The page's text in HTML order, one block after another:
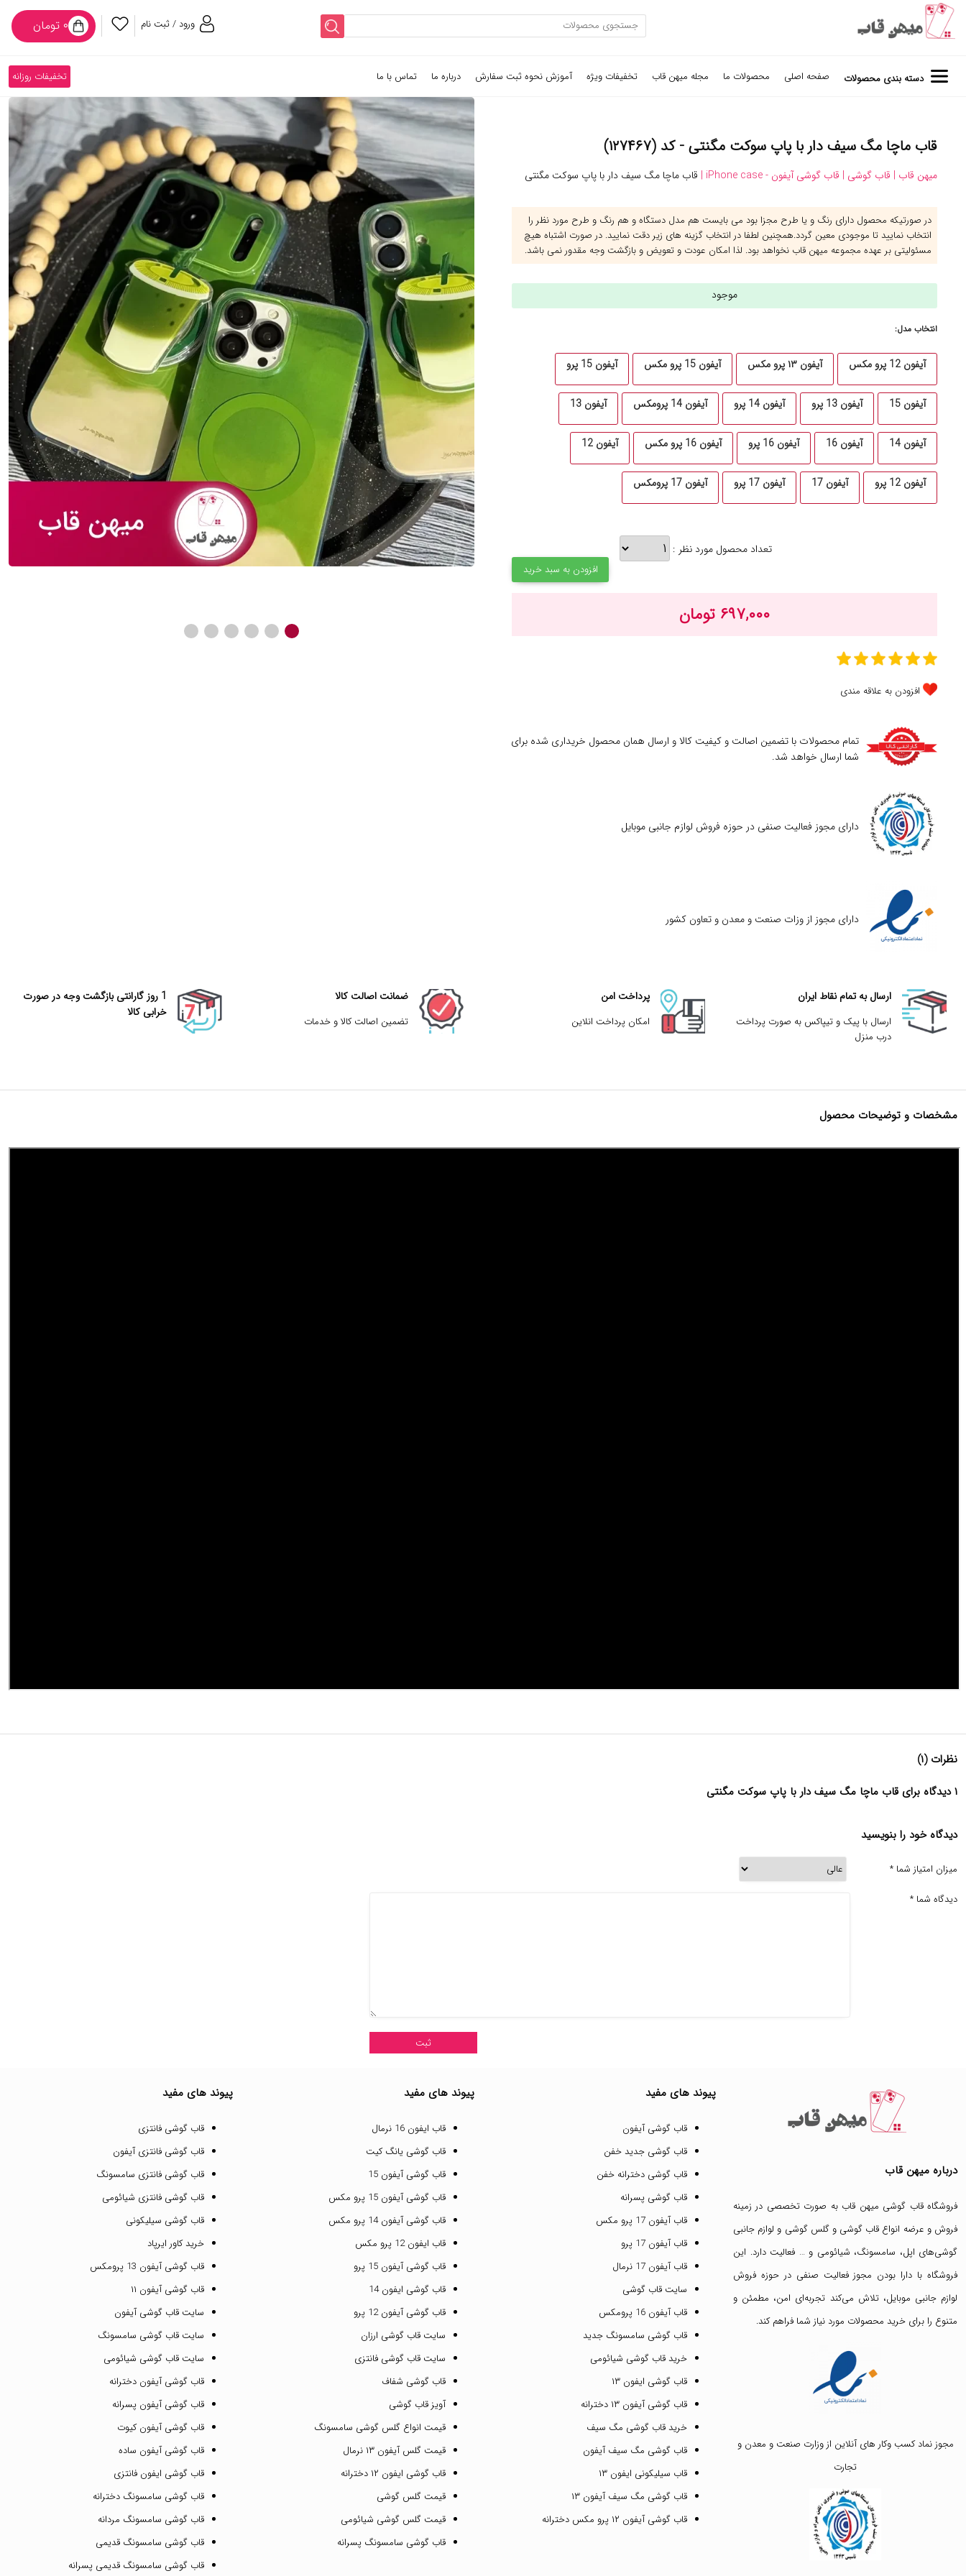
ورود / ثبت نام ۰ تومان
دسته بندی محصولات صفحه اصلی محصولات ما مجله میهن قاب تخفیفات ویژه آموزش نحوه ثبت سفارش درباره ما تماس با ما تخفیفات روزانه
قاب ماچا مگ سیف دار با پاپ سوکت مگنتی - کد (۱۲۷۴۶۷)
میهن قاب | قاب گوشی | قاب گوشی آیفون - iPhone case | قاب ماچا مگ سیف دار با پاپ سوکت مگنتی
در صورتیکه محصول دارای رنگ و یا طرح مجزا بود می بایست هم مدل دستگاه و هم رنگ و طرح مورد نظر را
انتخاب نمایید تا موجودی معین گردد.همچنین لطفا در انتخاب گزینه های زیر دقت نمایید. در صورت اشتباه هیچ
مسئولیتی بر عهده مجموعه میهن قاب نخواهد بود. لذا امکان عودت و تعویض و بازگشت وجه مقدور نمی باشد.
موجود
انتخاب مدل:
آیفون 12 پرو مکس آیفون ۱۳ پرو مکس آیفون 15 پرو مکس آیفون 15 پرو
آیفون 15 آیفون 13 پرو آیفون 14 پرو آیفون 14 پرومکس آیفون 13
آیفون 14 آیفون 16 آیفون 16 پرو آیفون 16 پرو مکس آیفون 12
آیفون 12 پرو آیفون 17 آیفون 17 پرو آیفون 17 پرومکس
تعداد محصول مورد نظر :
افزودن به سبد خرید
۶۹۷,۰۰۰ تومان
افزودن به علاقه مندی
تمام محصولات با تضمین اصالت و کیفیت کالا و ارسال همان محصول خریداری شده برای
شما ارسال خواهد شد.
دارای مجوز فعالیت صنفی در حوزه فروش لوازم جانبی موبایل
دارای مجوز از وزات صنعت و معدن و تعاون کشور
ارسال به تمام نقاط ایران
ارسال با پیک و تیپاکس به صورت پرداخت
درب منزل
پرداخت امن
امکان پرداخت انلاین
ضمانت اصالت کالا
تضمین اصالت کالا و خدمات
1 روز گارانتی بازگشت وجه در صورت
خرابی کالا
مشخصات و توضیحات محصول
نظرات (۱)
۱ دیدگاه برای قاب ماچا مگ سیف دار با پاپ سوکت مگنتی
دیدگاه خود را بنویسید
میزان امتیاز شما *
دیدگاه شما *
درباره میهن قاب
فروشگاه قاب گوشی میهن قاب به صورت تخصصی در زمینه
فروش و عرضه انواع قاب گوشی وگلس گوشی و لوازم جانبی
گوشی‌های اپل، سامسونگ، شیائومی و … فعالیت دارد. این
فروشگاه با دارا بودن مجوز فعالیت صنفی در حوزه فروش
لوازم جانبی موبایل، تلاش می‌کند تجربه‌ای امن، مطمئن و
متنوع را برای خرید محصولات مورد نیاز شما فراهم کند.
مجوز نماد کسب وکار های آنلاین از وزارت صنعت و معدن و
تجارت
پیوند های مفید
قاب گوشی آیفون
قاب گوشی جدید خفن
قاب گوشی دخترانه خفن
قاب گوشی پسرانه
قاب آیفون 17 پرو مکس
قاب آیفون 17 پرو
قاب آیفون 17 نرمال
سایت قاب گوشی
قاب آیفون 16 پرومکس
قاب گوشی سامسونگ جدید
خرید قاب گوشی شیائومی
قاب گوشی ایفون ۱۳
قاب گوشی آیفون ۱۳ دخترانه
خرید قاب گوشی مگ سیف
قاب گوشی مگ سیف آیفون
قاب سیلیکونی ایفون ۱۳
قاب گوشی مگ سیف آیفون ۱۳
قاب گوشی آیفون ۱۲ پرو مکس دخترانه
پیوند های مفید
قاب ایفون 16 نرمال
قاب گوشی یانگ کیت
قاب گوشی آیفون 15
قاب گوشی آیفون 15 پرو مکس
قاب گوشی آیفون 14 پرو مکس
قاب ایفون 12 پرو مکس
قاب گوشی آیفون 15 پرو
قاب گوشی ایفون 14
قاب گوشی آیفون 12 پرو
سایت قاب گوشی ارزان
سایت قاب گوشی فانتزی
قاب گوشی شفاف
آویز قاب گوشی
قیمت انواع گلس گوشی سامسونگ
قیمت گلس آیفون ۱۳ نرمال
قاب گوشی ایفون ۱۲ دخترانه
قیمت گلس گوشی
قیمت گلس گوشی شیائومی
قاب گوشی سامسونگ پسرانه
پیوند های مفید
قاب گوشی فانتزی
قاب گوشی فانتزی آیفون
قاب گوشی فانتزی سامسونگ
قاب گوشی فانتزی شیائومی
قاب گوشی سیلیکونی
خرید کاور ایرپاد
قاب گوشی آیفون 13 پرومکس
قاب گوشی آیفون ۱۱
سایت قاب گوشی آیفون
سایت قاب گوشی سامسونگ
سایت قاب گوشی شیائومی
قاب گوشی آیفون دخترانه
قاب گوشی آیفون پسرانه
قاب گوشی آیفون کیوت
قاب گوشی آیفون ساده
قاب گوشی ایفون فانتزی
قاب گوشی سامسونگ دخترانه
قاب گوشی سامسونگ مردانه
قاب گوشی سامسونگ قدیمی
قاب گوشی سامسونگ قدیمی پسرانه